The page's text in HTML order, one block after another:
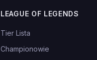
LEAGUE OF LEGENDS
Tier Lista
Championowie